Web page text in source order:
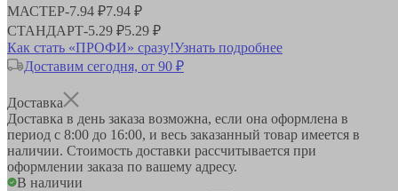
МАСТЕР-7.94 ₽7.94 ₽
СТАНДАРТ-5.29 ₽5.29 ₽
Как стать «ПРОФИ» сразу!Узнать подробнее
Доставим сегодня, от 90 ₽
Доставка
Доставка в день заказа возможна, если она оформлена в
период с 8:00 до 16:00, и весь заказанный товар имеется в
наличии. Стоимость доставки рассчитывается при
оформлении заказа по вашему адресу.
В наличии